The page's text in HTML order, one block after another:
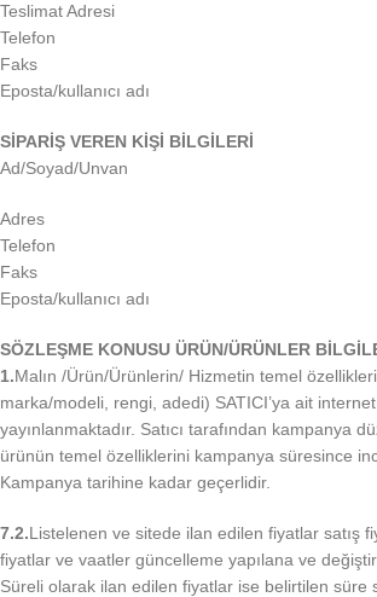
Teslimat Adresi
Telefon
Faks
Eposta/kullanıcı adı
SİPARİŞ VEREN KİŞİ BİLGİLERİ
Ad/Soyad/Unvan
Adres
Telefon
Faks
Eposta/kullanıcı adı
SÖZLEŞME KONUSU ÜRÜN/ÜRÜNLER
1.Malın /Ürün/Ürünlerin/ Hizmetin temel
marka/modeli, rengi, adedi) SATICI’ya ait
yayınlanmaktadır. Satıcı tarafından kampanya
ürünün temel özelliklerini kampanya süresince
Kampanya tarihine kadar geçerlidir.
7.2.Listelenen ve sitede ilan edilen fiyatlar satış
fiyatlar ve vaatler güncelleme yapılana ve
Süreli olarak ilan edilen fiyatlar ise belirtilen süre